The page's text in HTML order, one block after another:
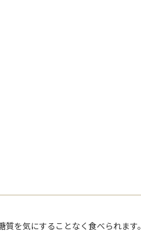
を気にすることなく食べられます。